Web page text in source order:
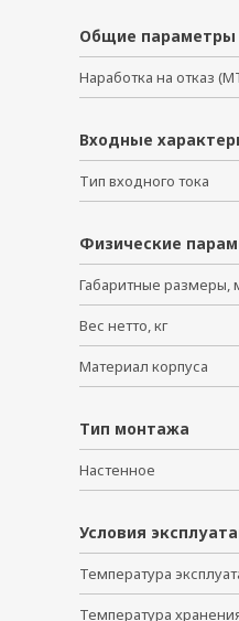
Общие параметры
Наработка на отказ
Входные
Тип входного тока
Физические
Габаритные размеры,
Вес нетто, кг
Материал корпуса
Тип монтажа
Настенное
Условия
Температура
Температура